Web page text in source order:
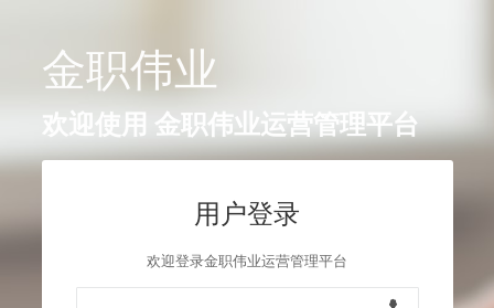
金职伟业
欢迎使用 金职伟业运营管理平台
用户登录
欢迎登录金职伟业运营管理平台